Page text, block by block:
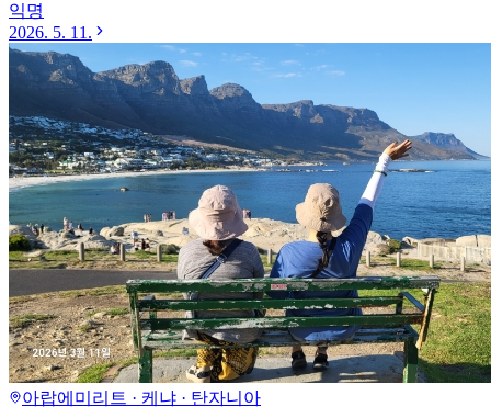
익명
2026. 5. 11.
아랍에미리트 · 케냐 · 탄자니아